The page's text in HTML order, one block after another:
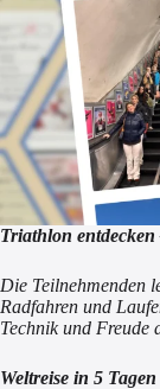
Triathlon
Die Teilnehmenden
Radfahren und
Technik und Freude
Weltreise in 5 Tagen